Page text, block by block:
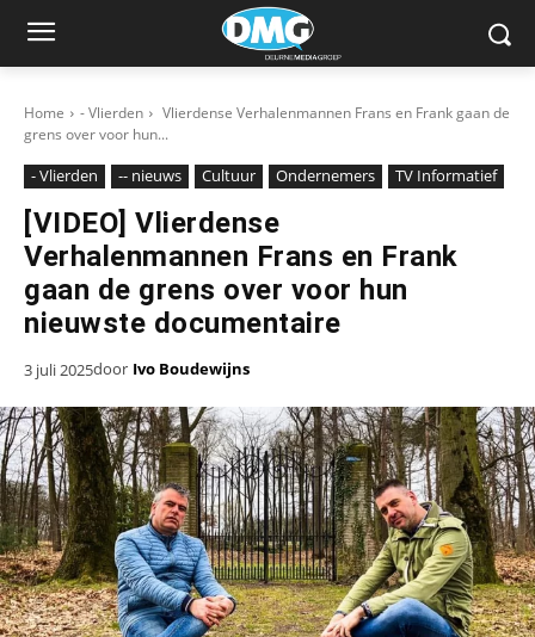
Home - Vlierden
Vlierdense Verhalenmannen Frans en Frank gaan de
grens over voor hun...
- Vlierden -- nieuws Cultuur Ondernemers TV Informatief
[VIDEO] Vlierdense
Verhalenmannen Frans en Frank
gaan de grens over voor hun
nieuwste documentaire
3 juli 2025door Ivo Boudewijns